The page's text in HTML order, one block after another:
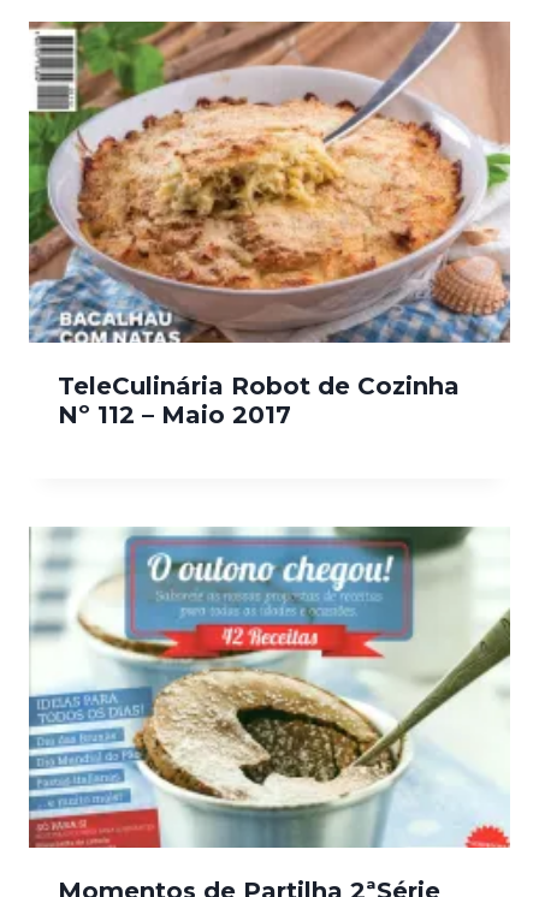
TeleCulinária Robot de Cozinha
Nº 112 – Maio 2017
Momentos de Partilha 2ªSérie